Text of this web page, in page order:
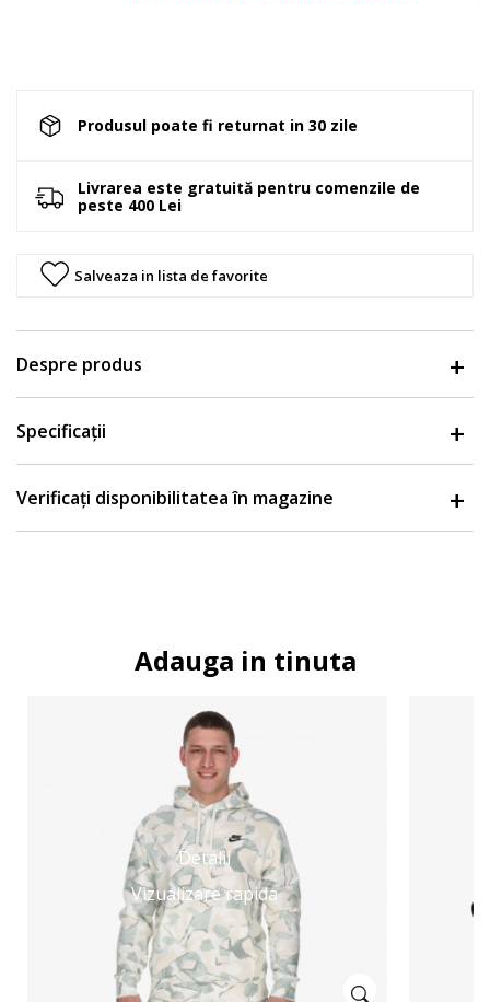
Produsul poate fi returnat in 30 zile
Livrarea este gratuită pentru comenzile de
peste 400 Lei
Salveaza in lista de favorite
Despre produs
Specificații
Verificați disponibilitatea în magazine
Adauga in tinuta
Detalii
Vizualizare rapida